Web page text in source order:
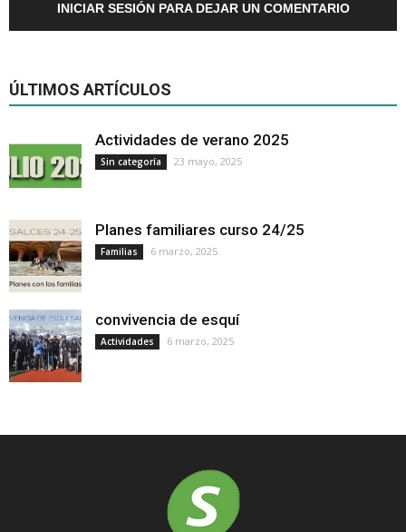
INICIAR SESIÓN PARA DEJAR UN COMENTARIO
ÚLTIMOS ARTÍCULOS
Actividades de verano 2025
Sin categoría 23 mayo, 2025
Planes familiares curso 24/25
Familias 6 marzo, 2025
convivencia de esquí
Actividades 6 marzo, 2025